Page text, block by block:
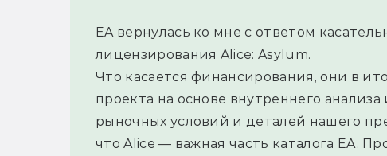
EA вернулась ко мне с ответом
лицензирования Alice: Asylum.
Что касается финансирования, они в
проекта на основе внутреннего
рыночных условий и деталей нашего
что Alice — важная часть каталога EA.